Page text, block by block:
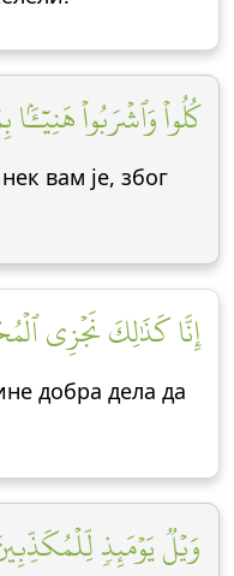
كُلُواْ وَٱشۡرَبُواْ هَنِيٓـَٔۢا
вам је, због
إِنَّا كَذَٰلِكَ نَجۡزِي
добра дела да
وَيۡلٞ يَوۡمَئِذٖ لِّلۡمُكَذِّبِينَ